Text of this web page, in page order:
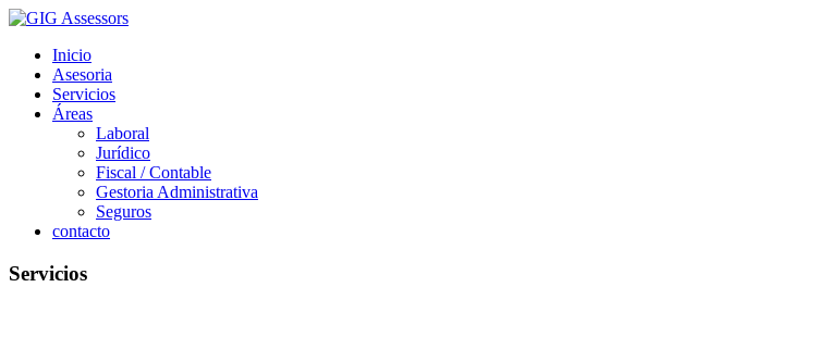
Inicio
Asesoria
Servicios
Áreas
Laboral
Jurídico
Fiscal / Contable
Gestoria Administrativa
Seguros
contacto
Servicios